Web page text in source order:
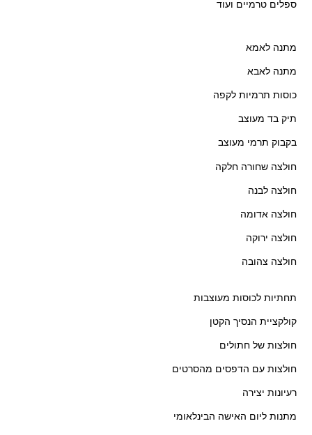
ספלים טרמיים ועוד
מתנה לאמא
מתנה לאבא
כוסות תרמיות לקפה
תיק בד מעוצב
בקבוק תרמי מעוצב
חולצה שחורה חלקה
חולצה לבנה
חולצה אדומה
חולצה ירוקה
חולצה צהובה
תחתיות לכוסות מעוצבות
קולקציית הנסיך הקטן
חולצות של חתולים
חולצות עם הדפסים מהסרטים
רעיונות יצירה
מתנות ליום האישה הבינלאומי